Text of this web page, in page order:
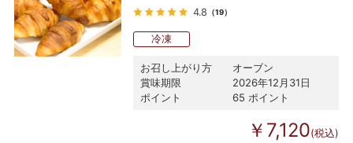
4.8 （19）
冷凍
お召し上がり方
オーブン
賞味期限
2026年12月31日
ポイント
65 ポイント
￥7,120(税込)